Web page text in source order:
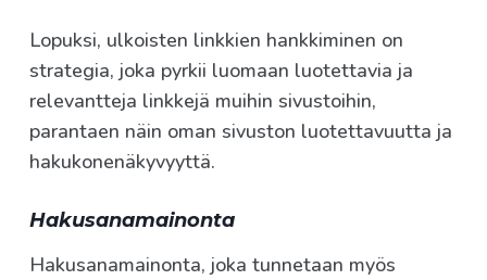
Lopuksi, ulkoisten linkkien hankkiminen on
strategia, joka pyrkii luomaan luotettavia ja
relevantteja linkkejä muihin sivustoihin,
parantaen näin oman sivuston luotettavuutta ja
hakukonenäkyvyyttä.
Hakusanamainonta
Hakusanamainonta, joka tunnetaan myös